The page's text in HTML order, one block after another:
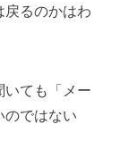
戻るのかはわ
いても「メー
のではない